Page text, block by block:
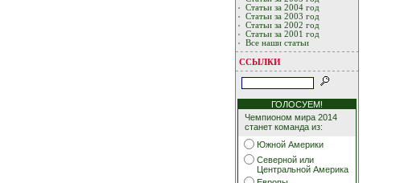
Статьи за 2004 год
Статьи за 2003 год
Статьи за 2002 год
Статьи за 2001 год
Все наши статьи
ССЫЛКИ
ГОЛОСУЕМ!
Чемпионом мира 2014
станет команда из:
Южной Америки
Северной или
Центральной Америка